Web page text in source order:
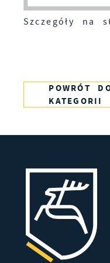
Szczegóły na
POWRÓT
KATEGORII